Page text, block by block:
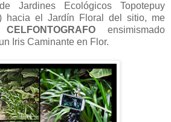
Jardines Ecológicos Topotepuy
hacia el Jardín Floral del sitio, me
CELFONTOGRAFO ensimismado
Iris Caminante en Flor.